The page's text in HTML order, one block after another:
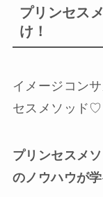
プリンセス
け！
イメージコン
セスメソッド♡
プリンセスメ
のノウハウが学